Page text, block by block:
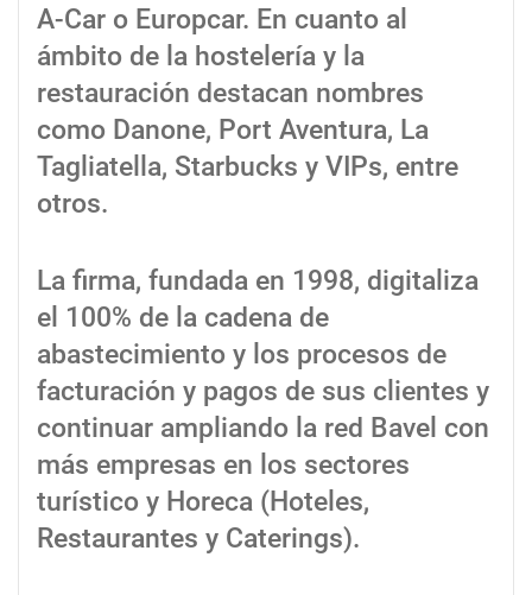
A-Car o Europcar. En cuanto al
ámbito de la hostelería y la
restauración destacan nombres
como Danone, Port Aventura, La
Tagliatella, Starbucks y VIPs, entre
otros.
La firma, fundada en 1998, digitaliza
el 100% de la cadena de
abastecimiento y los procesos de
facturación y pagos de sus clientes y
continuar ampliando la red Bavel con
más empresas en los sectores
turístico y Horeca (Hoteles,
Restaurantes y Caterings).